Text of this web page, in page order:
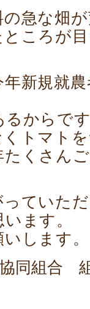
急な畑
ころが
新規就
るからで
トマト
くさん
ていた
ます。
します。
協同組合